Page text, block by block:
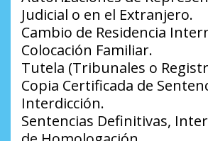
Judicial o en el Extranjero.
Cambio de Residencia
Colocación Familiar.
Tutela (Tribunales o
Copia Certificada de
Interdicción.
Sentencias Definitivas,